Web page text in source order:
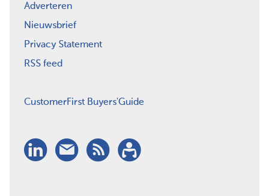
Adverteren
Nieuwsbrief
Privacy Statement
RSS feed
CustomerFirst Buyers'Guide
LinkedIn
Nieuwsbrief
RSSAbonneren